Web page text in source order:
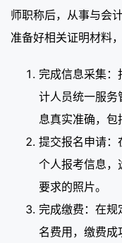
师职称后，从事与会
准备好相关证明材料
完成信息采集：
计人员统一服务
息真实准确，包
提交报名申请：
个人报考信息，
要求的照片。
完成缴费：在规
名费用，缴费